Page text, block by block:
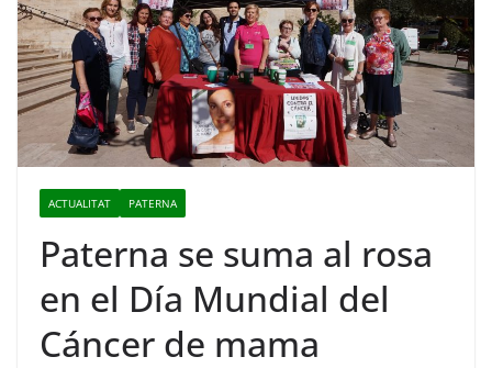
ACTUALITAT PATERNA
Paterna se suma al rosa
en el Día Mundial del
Cáncer de mama